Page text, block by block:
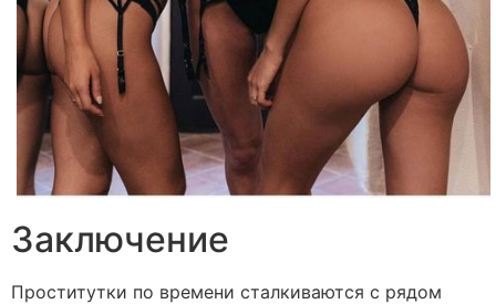
Заключение
Проститутки по времени сталкиваются с рядом